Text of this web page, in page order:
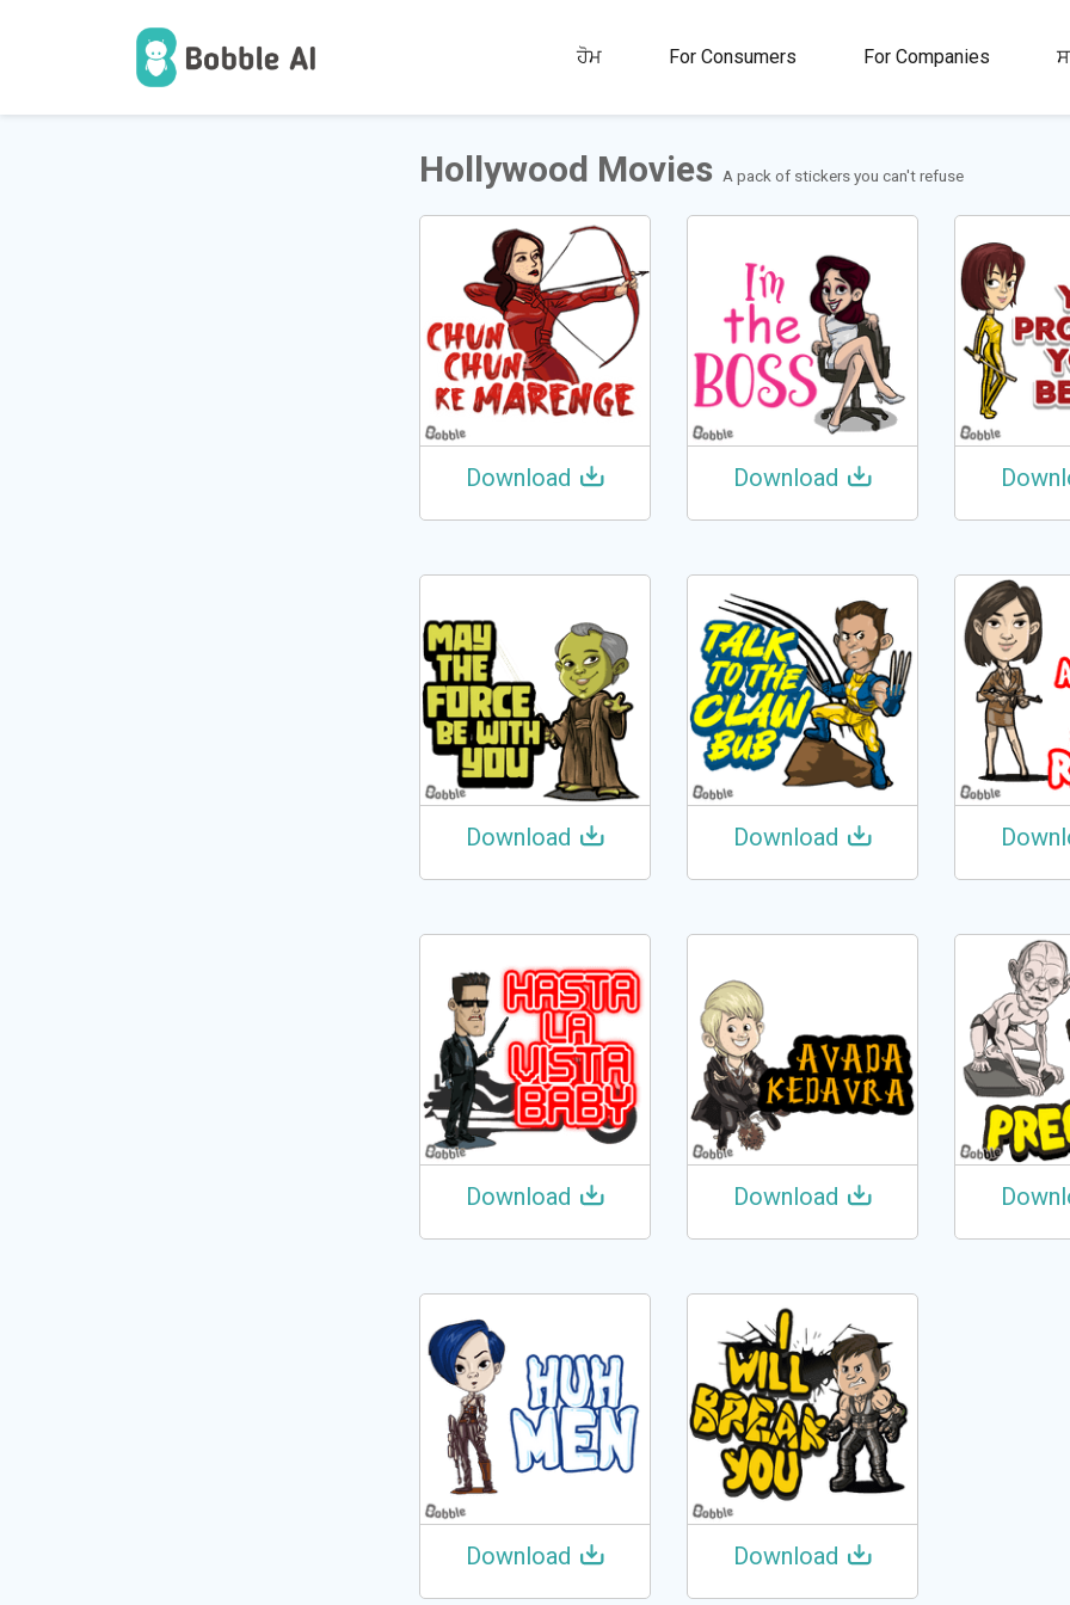
ਹੋਮ For Consumers For Companies
100M+ 4.5
ਰੇਟਿੰਗ
1M+
ਸਟਿੱਕਰ ਅਤੇ GIFs
Hollywood Movies A pack of stickers you can't refuse
Download Download
Download Download
Download Download
Download Download